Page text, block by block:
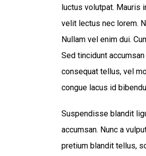
luctus volutpat. Mauris
velit lectus nec lorem.
Nullam vel enim dui.
Sed tincidunt
consequat tellus, vel
congue lacus id
Suspendisse blandit
accumsan. Nunc a
pretium blandit tellus,